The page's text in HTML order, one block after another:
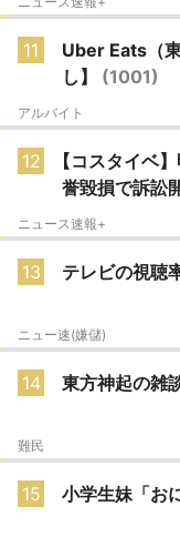
11
Uber Eats（
し】 (1001)
アルバイト
12
【コスタイベ
誉毀損で訴訟
ニュース速報+
13 テレビの視聴
ニュー速(嫌儲)
14 東方神起の雑
難民
15 小学生妹「お